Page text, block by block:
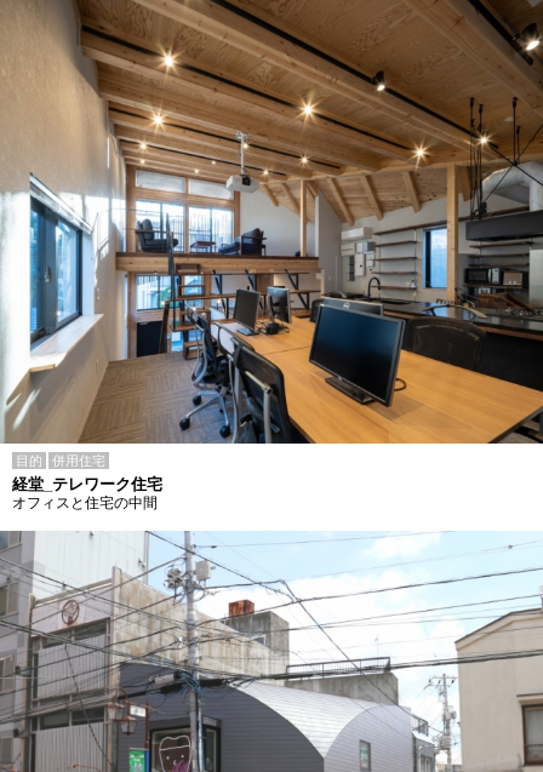
目的 併用住宅
経堂_テレワーク住宅
オフィスと住宅の中間